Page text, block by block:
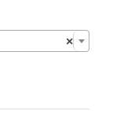
×